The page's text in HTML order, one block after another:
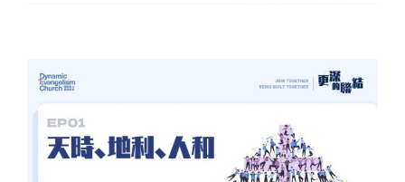
教會事工
多媒體
View
Larger
Image